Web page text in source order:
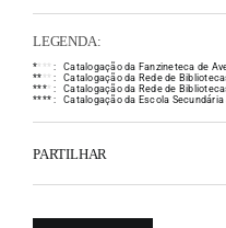
LEGENDA:
** * * :
Catalogação da Fanzineteca de
** * * :
Catalogação da Rede de
**** :
Catalogação da Rede de
**** : Catalogação da Escola
PARTILHAR